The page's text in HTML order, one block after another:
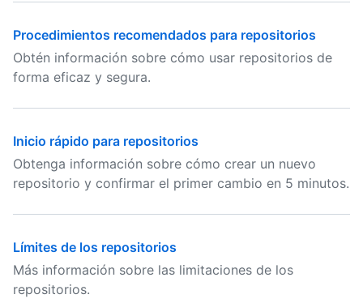
Procedimientos recomendados para repositorios
Obtén información sobre cómo usar repositorios de
forma eficaz y segura.
Inicio rápido para repositorios
Obtenga información sobre cómo crear un nuevo
repositorio y confirmar el primer cambio en 5 minutos.
Límites de los repositorios
Más información sobre las limitaciones de los
repositorios.